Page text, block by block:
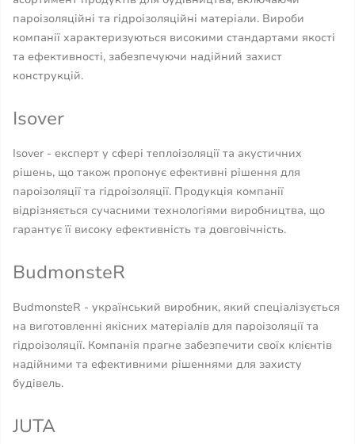
пароізоляційні та гідроізоляційні матеріали. Вироби
компанії характеризуються високими стандартами якості
та ефективності, забезпечуючи надійний захист
конструкцій.
Isover
Isover - експерт у сфері теплоізоляції та акустичних
рішень, що також пропонує ефективні рішення для
пароізоляції та гідроізоляції. Продукція компанії
відрізняється сучасними технологіями виробництва, що
гарантує її високу ефективність та довговічність.
BudmonsteR
BudmonsteR - український виробник, який спеціалізується
на виготовленні якісних матеріалів для пароізоляції та
гідроізоляції. Компанія прагне забезпечити своїх клієнтів
надійними та ефективними рішеннями для захисту
будівель.
JUTA